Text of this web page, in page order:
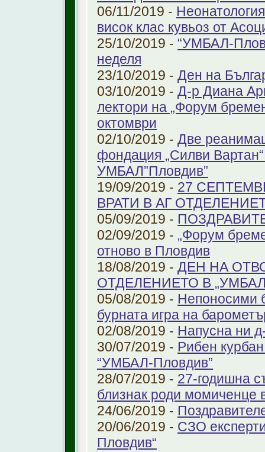
06/11/2019 -
висок клас кувьоз от
25/10/2019 - “УМБАЛ-
неделя
23/10/2019 - Ден на
03/10/2019 - Д-р Диана
лектори на „Форум
октомври
02/10/2019 - Две
фондация „Силви
УМБАЛ”Пловдив”
19/09/2019 - 27
ВРАТИ В АГ
05/09/2019 -
02/09/2019 - „Форум
отново в Пловдив
18/08/2019 - ДЕН НА
ОТДЕЛЕНИЕТО В
05/08/2019 - Непоносими
бурната игра на
02/08/2019 - Напусна ни
30/07/2019 - Рибен
“УМБАЛ-Пловдив”
28/07/2019 - 27-годишна
близнак роди момиченце
24/06/2019 -
20/06/2019 - СЗО
Пловдив“